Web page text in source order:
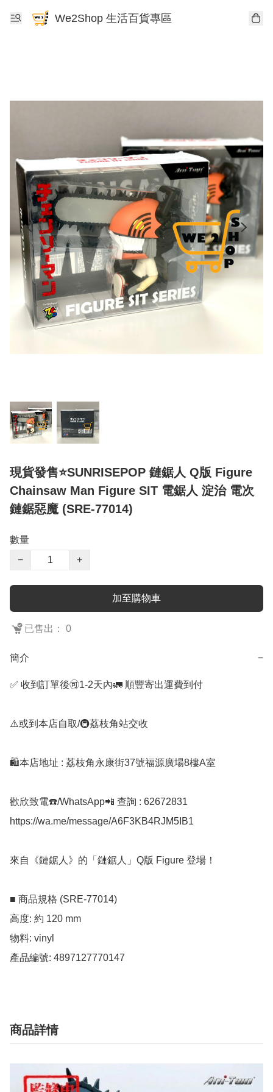
We2Shop 生活百貨專區
現貨發售⭐SUNRISEPOP 鏈鋸人 Q版 Figure
Chainsaw Man Figure SIT 電鋸人 淀治 電次
鏈鋸惡魔 (SRE-77014)
數量
−
+
加至購物車
已售出： 0
簡介 −
✅ 收到訂單後🉑1-2天內🚛 順豐寄出運費到付
⚠️或到本店自取/🚇荔枝角站交收
🛍️本店地址 : 荔枝角永康街37號福源廣場8樓A室
歡欣致電☎️/WhatsApp📲 查詢 : 62672831
https://wa.me/message/A6F3KB4RJM5IB1
來自《鏈鋸人》的「鏈鋸人」Q版 Figure 登場！
■ 商品規格 (SRE-77014)
高度: 約 120 mm
物料: vinyl
產品編號: 4897127770147
商品詳情